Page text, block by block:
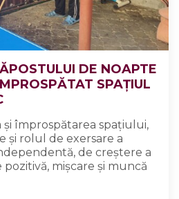
DE NOAPTE
SPAȚIUL
şi împrospătarea spaţiului,
şi rolul de exersare a
de creştere a
mişcare și muncă